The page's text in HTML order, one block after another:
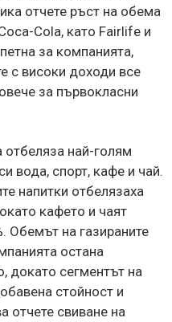
отчете ръст на обема
Cola, като Fairlife и
за компанията,
с високи доходи все
за първокласни
най-голям
вода, спорт, кафе и чай.
напитки отбелязаха
кафето и чаят
Обемът на газираните
остана
докато сегментът на
стойност и
отчете свиване на